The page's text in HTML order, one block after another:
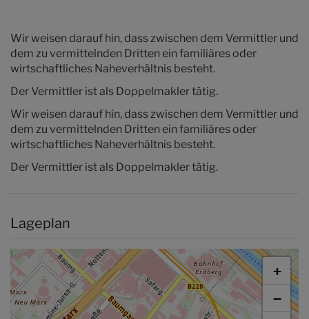
Wir weisen darauf hin, dass zwischen dem Vermittler und
dem zu vermittelnden Dritten ein familiäres oder
wirtschaftliches Naheverhältnis besteht.
Der Vermittler ist als Doppelmakler tätig.
Wir weisen darauf hin, dass zwischen dem Vermittler und
dem zu vermittelnden Dritten ein familiäres oder
wirtschaftliches Naheverhältnis besteht.
Der Vermittler ist als Doppelmakler tätig.
Lageplan
+
−